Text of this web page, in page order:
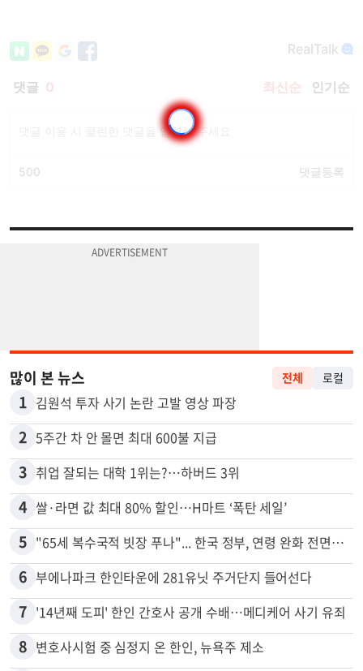
많이 본 뉴스
1 김원석 투자 사기 논란 고발 영상 파장
2 5주간 차 안 몰면 최대 600불 지급
3 취업 잘되는 대학 1위는?…하버드 3위
4 쌀·라면 값 최대 80% 할인…H마트 ‘폭탄 세일’
5
6 부에나파크 한인타운에 281유닛 주거단지 들어선다
7 '14년째 도피' 한인 간호사 공개 수배…메디케어 사기 유죄